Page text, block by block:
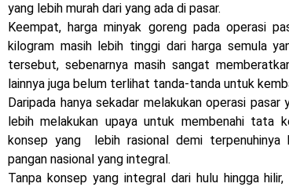
yang lebih murah dari yang ada di pasar.
Keempat, harga minyak goreng pada operasi
kilogram masih lebih tinggi dari harga semula
tersebut, sebenarnya masih sangat
lainnya juga belum terlihat tanda-tanda untuk
Daripada hanya sekadar melakukan operasi
lebih melakukan upaya untuk membenahi tata
konsep yang lebih rasional demi terpenuhinya
pangan nasional yang integral.
Tanpa konsep yang integral dari hulu hingga